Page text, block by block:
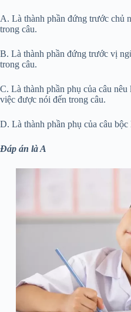
A. Là thành phần đứng trước chủ
trong câu.
B. Là thành phần đứng trước vị
trong câu.
C. Là thành phần phụ của câu
việc được nói đến trong câu.
D. Là thành phần phụ của câu
Đáp án là A